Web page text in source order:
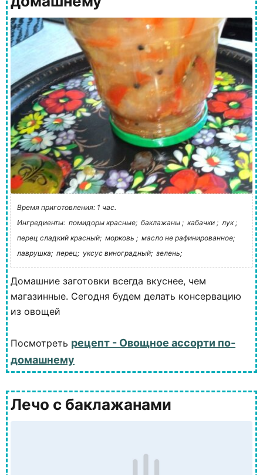
Время приготовления: 1 час.
Ингредиенты: помидоры красные; баклажаны ; кабачки ; лук ;
перец сладкий красный; морковь ; масло не рафинированное;
лаврушка; перец; уксус виноградный; зелень;
Домашние заготовки всегда вкуснее, чем
магазинные. Сегодня будем делать консервацию
из овощей
Посмотреть рецепт - Овощное ассорти по-
домашнему
Лечо с баклажанами